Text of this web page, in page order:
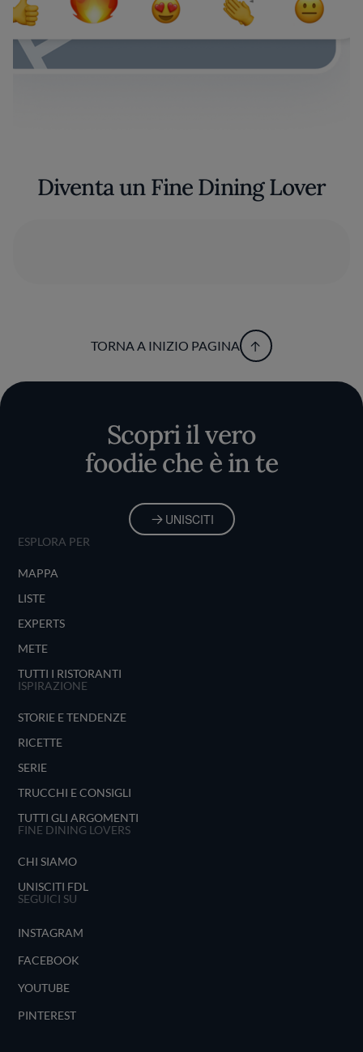
Diventa un Fine Dining Lover
TORNA A INIZIO PAGINA
Scopri il vero
foodie che è in te
UNISCITI
ESPLORA PER
MAPPA
LISTE
EXPERTS
METE
TUTTI I RISTORANTI
ISPIRAZIONE
STORIE E TENDENZE
RICETTE
SERIE
TRUCCHI E CONSIGLI
TUTTI GLI ARGOMENTI
FINE DINING LOVERS
CHI SIAMO
UNISCITI FDL
SEGUICI SU
INSTAGRAM
FACEBOOK
YOUTUBE
PINTEREST